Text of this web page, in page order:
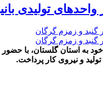
تولیدی
استان گلستان، با حضور
و نیروی کار پرداخت.